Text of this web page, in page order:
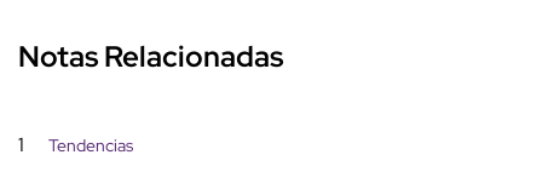
Notas Relacionadas
1 Tendencias